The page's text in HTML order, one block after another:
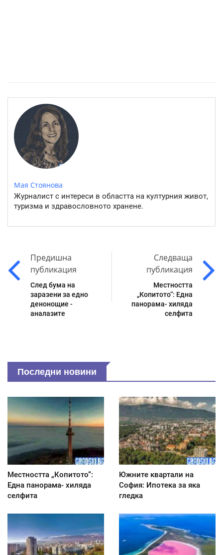
Мая Стоянова
Журналист с интереси в областта на културния живот,
туризма и здравословното хранене.
Предишна
публикация
След бума на
заразени за едно
денонощие -
аналазите
Следваща
публикация
Местността
„Копитото“: Една
панорама- хиляда
селфита
Последни новини
Местността „Копитото“:
Една панорама- хиляда
селфита
Южните квартали на
София: Ипотека за яка
гледка